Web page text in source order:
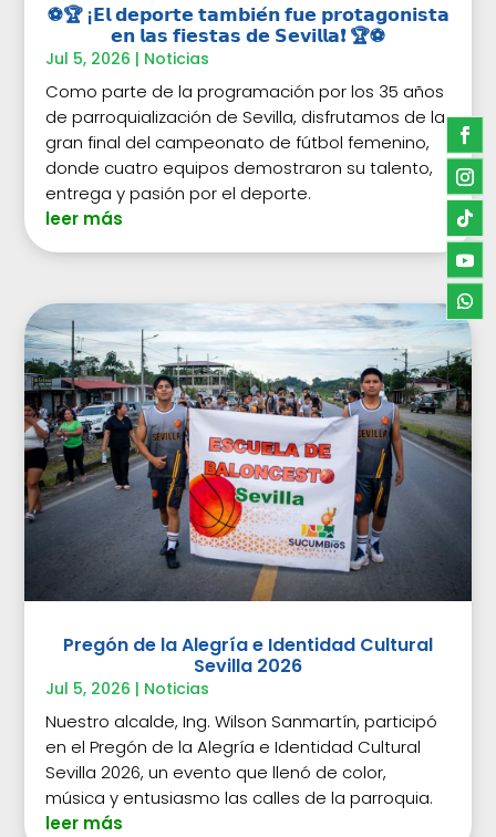
⚽🏆 ¡𝗘𝗹 𝗱𝗲𝗽𝗼𝗿𝘁𝗲 𝘁𝗮𝗺𝗯𝗶𝗲́𝗻 𝗳𝘂𝗲 𝗽𝗿𝗼𝘁𝗮𝗴𝗼𝗻𝗶𝘀𝘁𝗮
𝗲𝗻 𝗹𝗮𝘀 𝗳𝗶𝗲𝘀𝘁𝗮𝘀 𝗱𝗲 𝗦𝗲𝘃𝗶𝗹𝗹𝗮❗ 🏆⚽
Jul 5, 2026 | Noticias
Como parte de la programación por los 35 años
de parroquialización de Sevilla, disfrutamos de la
gran final del campeonato de fútbol femenino,
donde cuatro equipos demostraron su talento,
entrega y pasión por el deporte.
leer más
Pregón de la Alegría e Identidad Cultural
Sevilla 2026
Jul 5, 2026 | Noticias
Nuestro alcalde, Ing. Wilson Sanmartín, participó
en el Pregón de la Alegría e Identidad Cultural
Sevilla 2026, un evento que llenó de color,
música y entusiasmo las calles de la parroquia.
leer más